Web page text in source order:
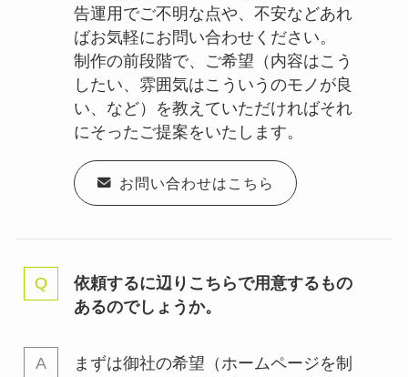
告運用でご不明な点や、不安などあれ
ばお気軽にお問い合わせください。
制作の前段階で、ご希望（内容はこう
したい、雰囲気はこういうのモノが良
い、など）を教えていただければそれ
にそったご提案をいたします。
お問い合わせはこちら
依頼するに辺りこちらで用意するもの
あるのでしょうか。
まずは御社の希望（ホームページを制